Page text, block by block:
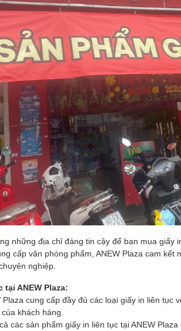
những địa chỉ đáng tin cậy để bạn mua giấy
cấp văn phòng phẩm, ANEW Plaza cam
nghiệp.
ANEW Plaza:
Plaza cung cấp đầy đủ các loại giấy in liên
khách hàng.
các sản phẩm giấy in liên tục tại ANEW